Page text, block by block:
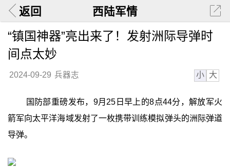
返回 西陆军情
“镇国神器”亮出来了！发射洲际导弹时
间点太妙
2024-09-29 兵器志 小 大
国防部重磅发布，9月25日早上的8点44分，解放军火
箭军向太平洋海域发射了一枚携带训练模拟弹头的洲际弹道
导弹。